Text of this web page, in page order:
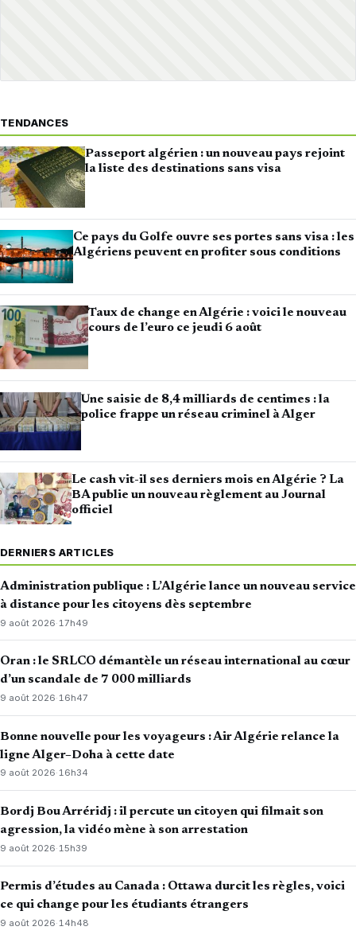
TENDANCES
Passeport algérien : un nouveau pays rejoint
la liste des destinations sans visa
Ce pays du Golfe ouvre ses portes sans visa : les
Algériens peuvent en profiter sous conditions
Taux de change en Algérie : voici le nouveau
cours de l’euro ce jeudi 6 août
Une saisie de 8,4 milliards de centimes : la
police frappe un réseau criminel à Alger
Le cash vit-il ses derniers mois en Algérie ? La
BA publie un nouveau règlement au Journal
officiel
DERNIERS ARTICLES
Administration publique : L’Algérie lance un nouveau service
à distance pour les citoyens dès septembre
9 août 2026· 17h49
Oran : le SRLCO démantèle un réseau international au cœur
d’un scandale de 7 000 milliards
9 août 2026·16h47
Bonne nouvelle pour les voyageurs : Air Algérie relance la
ligne Alger–Doha à cette date
9 août 2026·16h34
Bordj Bou Arréridj : il percute un citoyen qui filmait son
agression, la vidéo mène à son arrestation
9 août 2026·15h39
Permis d’études au Canada : Ottawa durcit les règles, voici
ce qui change pour les étudiants étrangers
9 août 2026·14h48